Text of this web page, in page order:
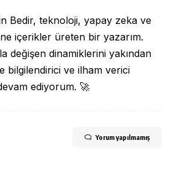
Bedir, teknoloji, yapay zeka ve
içerikler üreten bir yazarım.
değişen dinamiklerini yakından
bilgilendirici ve ilham verici
ediyorum. 🚀
Yorum yapılmamış